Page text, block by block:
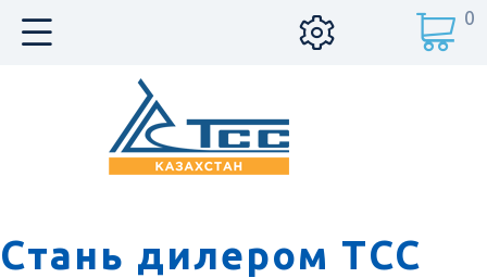
Стань дилером ТСС
0